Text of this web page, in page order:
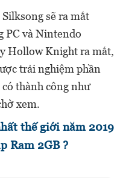
Silksong sẽ ra mắt
PC và Nintendo
Hollow Knight ra mắt,
trải nghiệm phần
thành công như
xem.
thế giới năm 2019
Ram 2GB ?